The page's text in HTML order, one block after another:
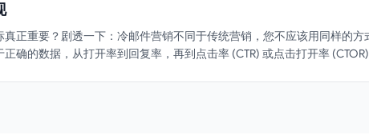
正重要？剧透一下：冷邮件营销不同于传统营销，您不应该用同样的
确的数据，从打开率到回复率，再到点击率 (CTR) 或点击打开率 (CTOR)